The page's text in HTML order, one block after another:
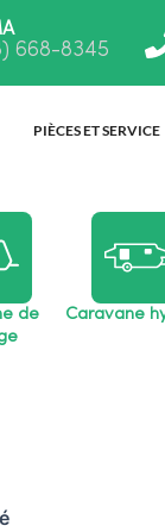
668-8345
PIÈCES ET SERVICE
de
Caravane